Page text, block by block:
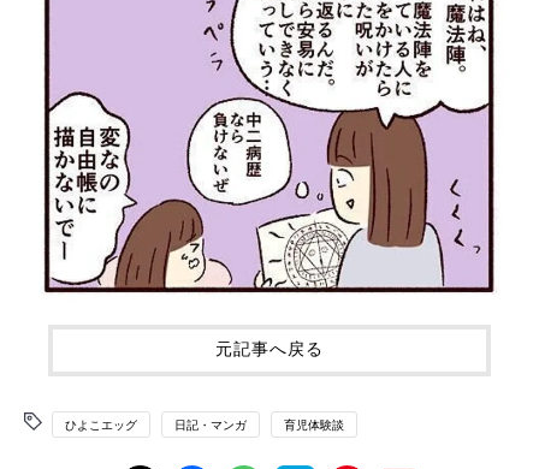
元記事へ戻る
ひよこエッグ 日記・マンガ 育児体験談